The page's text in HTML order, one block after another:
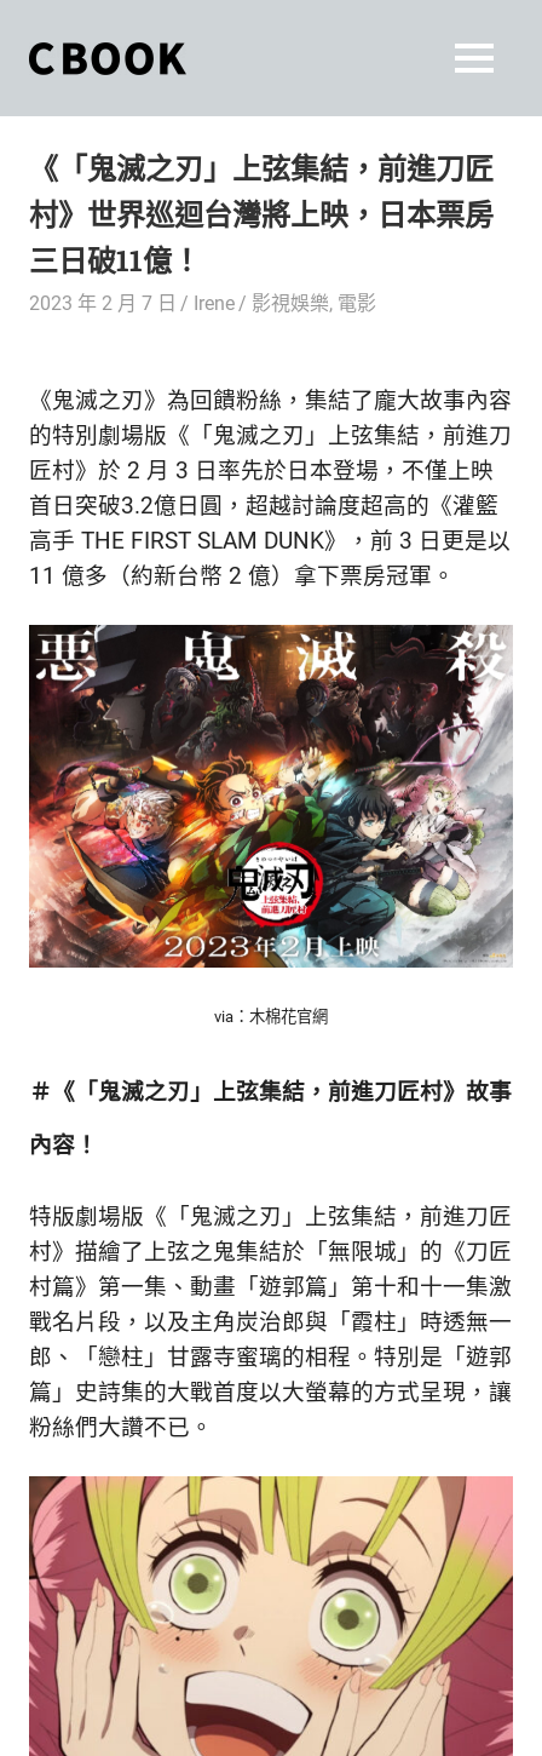
content
和
你
一
出
自
己
的
活
態
度
World.」
是
一
本
最
妳
生
活
的
雜
誌。
最
豐
富
的
潮
流、
生
活
旅
遊、
兩
性
新
內
讓
獨
一
無
二
的
你
和
CBOOK
一
找
到
專
屬
的
生
活
態
度。
MENU
《「鬼滅之刃」上弦集結，前進刀匠
村》世界巡迴台灣將上映，日本票房
三日破11億！
2023 年 2 月 7 日 Irene 影視娛樂, 電影
《鬼滅之刃》為回饋粉絲，集結了龐大故事內容
的特別劇場版《「鬼滅之刃」上弦集結，前進刀
匠村》於 2 月 3 日率先於日本登場，不僅上映
首日突破3.2億日圓，超越討論度超高的《灌籃
高手 THE FIRST SLAM DUNK》，前 3 日更是以
11 億多（約新台幣 2 億）拿下票房冠軍。
via：木棉花官網
＃《「鬼滅之刃」上弦集結，前進刀匠村》故事
內容！
特版劇場版《「鬼滅之刃」上弦集結，前進刀匠
村》描繪了上弦之鬼集結於「無限城」的《刀匠
村篇》第一集、動畫「遊郭篇」第十和十一集激
戰名片段，以及主角炭治郎與「霞柱」時透無一
郎、「戀柱」甘露寺蜜璃的相程。特別是「遊郭
篇」史詩集的大戰首度以大螢幕的方式呈現，讓
粉絲們大讚不已。